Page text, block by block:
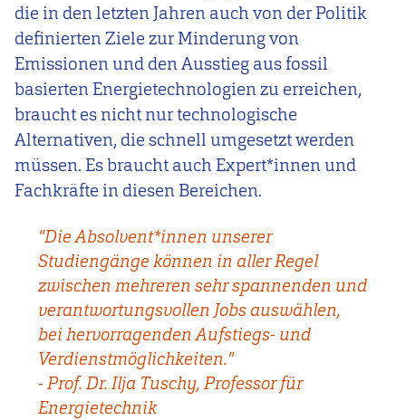
die in den letzten Jahren auch von der Politik
definierten Ziele zur Minderung von
Emissionen und den Ausstieg aus fossil
basierten Energietechnologien zu erreichen,
braucht es nicht nur technologische
Alternativen, die schnell umgesetzt werden
müssen. Es braucht auch Expert*innen und
Fachkräfte in diesen Bereichen.
"Die Absolvent*innen unserer
Studiengänge können in aller Regel
zwischen mehreren sehr spannenden und
verantwortungsvollen Jobs auswählen,
bei hervorragenden Aufstiegs- und
Verdienstmöglichkeiten."
- Prof. Dr. Ilja Tuschy, Professor für
Energietechnik